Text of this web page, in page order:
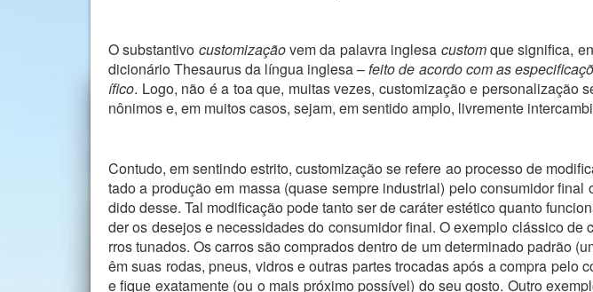
O substantivo customizaçãovem da palavra inglesa customque significa,
dicionário Thesaurus da língua inglesa –feito de acordo com as
ífico. Logo, não é a toa que, muitas vezes, customização e personalização
nônimos e, em muitos casos, sejam, em sentido amplo, livremente
Contudo, em sentindo estrito, customização se refere ao processo de
tado a produção em massa (quase sempre industrial) pelo consumidor final
dido desse. Tal modificação pode tanto ser de caráter estético quanto
der os desejos e necessidades do consumidor final. O exemplo clássico de
rros tunados. Os carros são comprados dentro de um determinado padrão
êm suas rodas, pneus, vidros e outras partes trocadas após a compra pelo
e fique exatamente (ou o mais próximo possível) do seu gosto. Outro